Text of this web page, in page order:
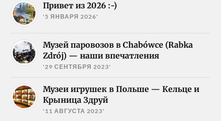
Привет из 2026 :-)
'5 ЯНВАРЯ 2026'
Музей паровозов в Chabówce (Rabka
Zdrój) — наши впечатления
'29 СЕНТЯБРЯ 2023'
Музеи игрушек в Польше — Кельце и
Крыница Здруй
'11 АВГУСТА 2023'